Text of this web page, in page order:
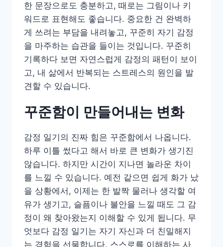
한 문장으로도 충분하고, 때로는 그림이나 키
워드로 표현해도 좋습니다. 중요한 건 완벽하
게 쓰려는 부담을 내려놓고, 꾸준히 자기 감정
을 마주하는 습관을 들이는 것입니다. 꾸준히
기록하다 보면 자연스럽게 감정의 패턴이 보이
고, 내 삶에서 반복되는 스트레스의 원인을 발
견할 수 있습니다.
꾸준함이 만들어내는 변화
감정 일기의 진짜 힘은 꾸준함에서 나옵니다.
하루 이틀 썼다고 해서 바로 큰 변화가 생기진
않습니다. 하지만 시간이 지나면 놀라운 차이
를 느낄 수 있습니다. 예전 같으면 쉽게 화가 났
을 상황에서, 이제는 한 발짝 물러나 생각할 여
유가 생기고, 슬픔이나 불안을 느낄 때도 그 감
정이 왜 찾아왔는지 이해할 수 있게 됩니다. 무
엇보다 감정 일기는 자기 자신과 더 친밀해지
는 경험을 선물합니다. 스스로를 이해하는 사